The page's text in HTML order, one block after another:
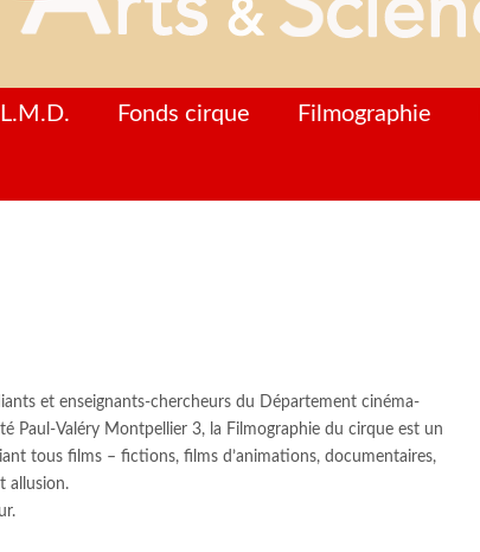
L.M.D. Fonds cirque Filmographie
et enseignants-chercheurs du Département cinéma-
Paul-Valéry Montpellier 3, la Filmographie du cirque est un
tous films – fictions, films d’animations, documentaires,
allusion.